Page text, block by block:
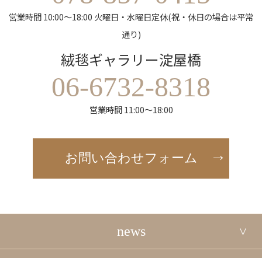
営業時間 10:00～18:00 火曜日・水曜日定休(祝・休日の場合は平常
通り)
絨毯ギャラリー淀屋橋
06-6732-8318
営業時間 11:00～18:00
お問い合わせフォーム
news